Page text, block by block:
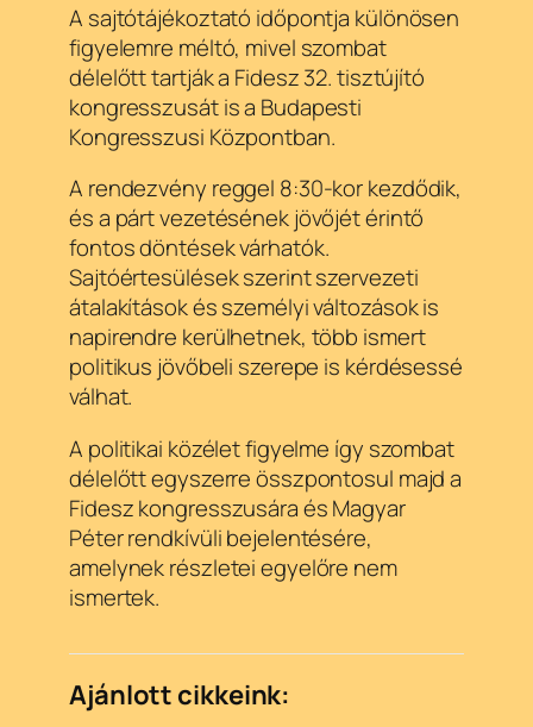
A sajtótájékoztató időpontja különösen
figyelemre méltó, mivel szombat
délelőtt tartják a Fidesz 32. tisztújító
kongresszusát is a Budapesti
Kongresszusi Központban.
A rendezvény reggel 8:30-kor kezdődik,
és a párt vezetésének jövőjét érintő
fontos döntések várhatók.
Sajtóértesülések szerint szervezeti
átalakítások és személyi változások is
napirendre kerülhetnek, több ismert
politikus jövőbeli szerepe is kérdésessé
válhat.
A politikai közélet figyelme így szombat
délelőtt egyszerre összpontosul majd a
Fidesz kongresszusára és Magyar
Péter rendkívüli bejelentésére,
amelynek részletei egyelőre nem
ismertek.
Ajánlott cikkeink: